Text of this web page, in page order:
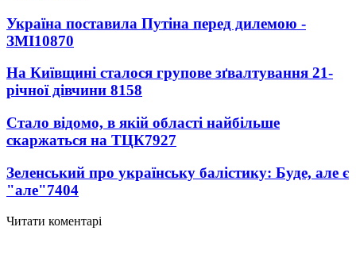
Україна поставила Путіна перед дилемою -
ЗМІ10870
На Київщині сталося групове зґвалтування 21-
річної дівчини 8158
Стало відомо, в якій області найбільше
скаржаться на ТЦК7927
Зеленський про українську балістику: Буде, але є
"але"7404
Читати коментарі